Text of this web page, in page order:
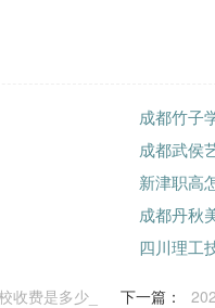
成都竹子
成都武侯
新津职高
成都丹秋
四川理工
收费是多少_
下一篇：